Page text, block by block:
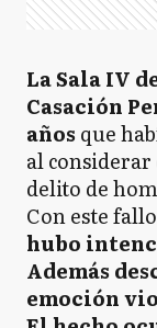
La Sala IV
Casación
años que
al
delito de
Con este
hubo
Además
emoción